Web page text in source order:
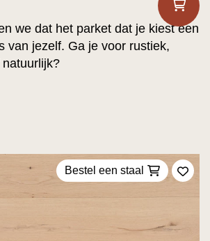
we dat het parket dat je kiest een
van jezelf. Ga je voor rustiek,
Bestel een staal